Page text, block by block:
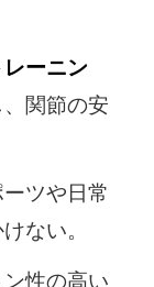
ーニン
関節の安
ーツや日常
ない。
性の高い